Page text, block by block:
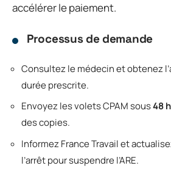
accélérer le paiement.
Processus de demande
Consultez le médecin et obtenez
durée prescrite.
Envoyez les volets CPAM sous48
des copies.
Informez France Travail et
l’arrêt pour suspendre l’ARE.